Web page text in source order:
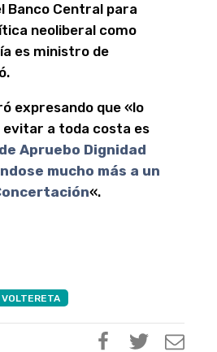
Banco Central para
neoliberal como
es ministro de
expresando que «lo
evitar a toda costa es
Apruebo Dignidad
mucho más a un
«.
VOLTERETA